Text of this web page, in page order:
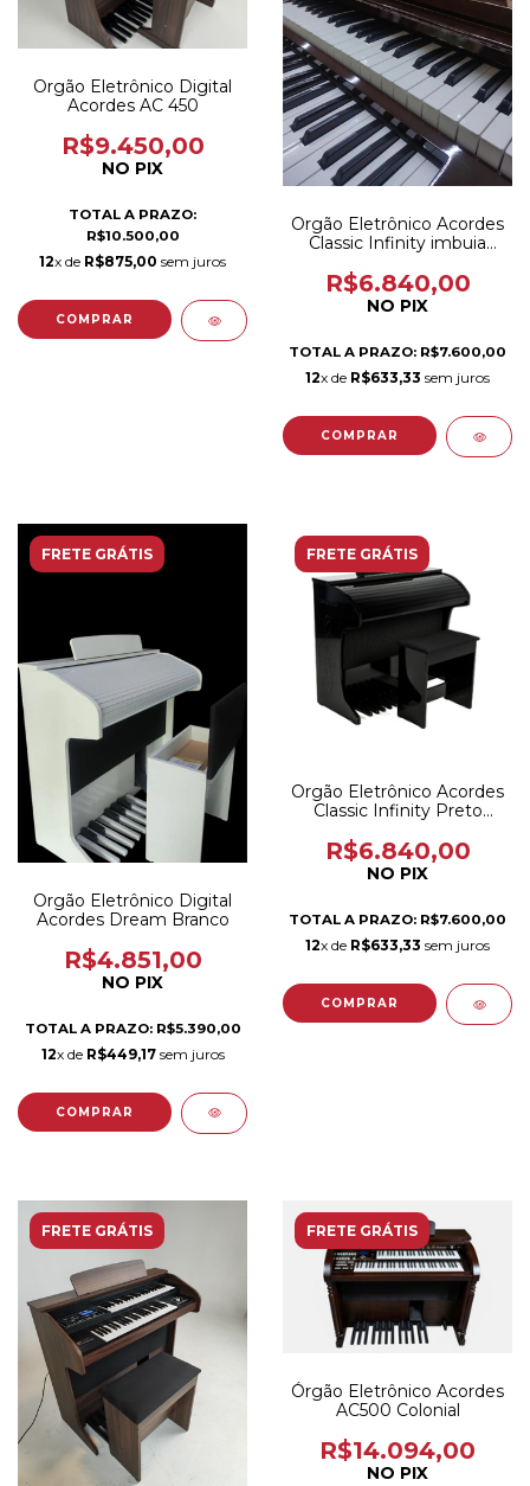
Orgão Eletrônico Digital
Acordes AC 450
R$9.450,00
NO PIX
TOTAL A PRAZO:
R$10.500,00
12x de R$875,00 sem juros
Orgão Eletrônico Acordes
Classic Infinity imbuia
R$6.840,00
NO PIX
TOTAL A PRAZO: R$7.600,00
12x de R$633,33 sem juros
FRETE GRÁTIS
Orgão Eletrônico Digital
Acordes Dream Branco
R$4.851,00
NO PIX
TOTAL A PRAZO: R$5.390,00
12x de R$449,17sem juros
FRETE GRÁTIS
Orgão Eletrônico Acordes
Classic Infinity Preto
R$6.840,00
NO PIX
TOTAL A PRAZO: R$7.600,00
12x de R$633,33 sem juros
FRETE GRÁTIS FRETE GRÁTIS
Órgão Eletrônico Acordes
AC500 Colonial
R$14.094,00
NO PIX